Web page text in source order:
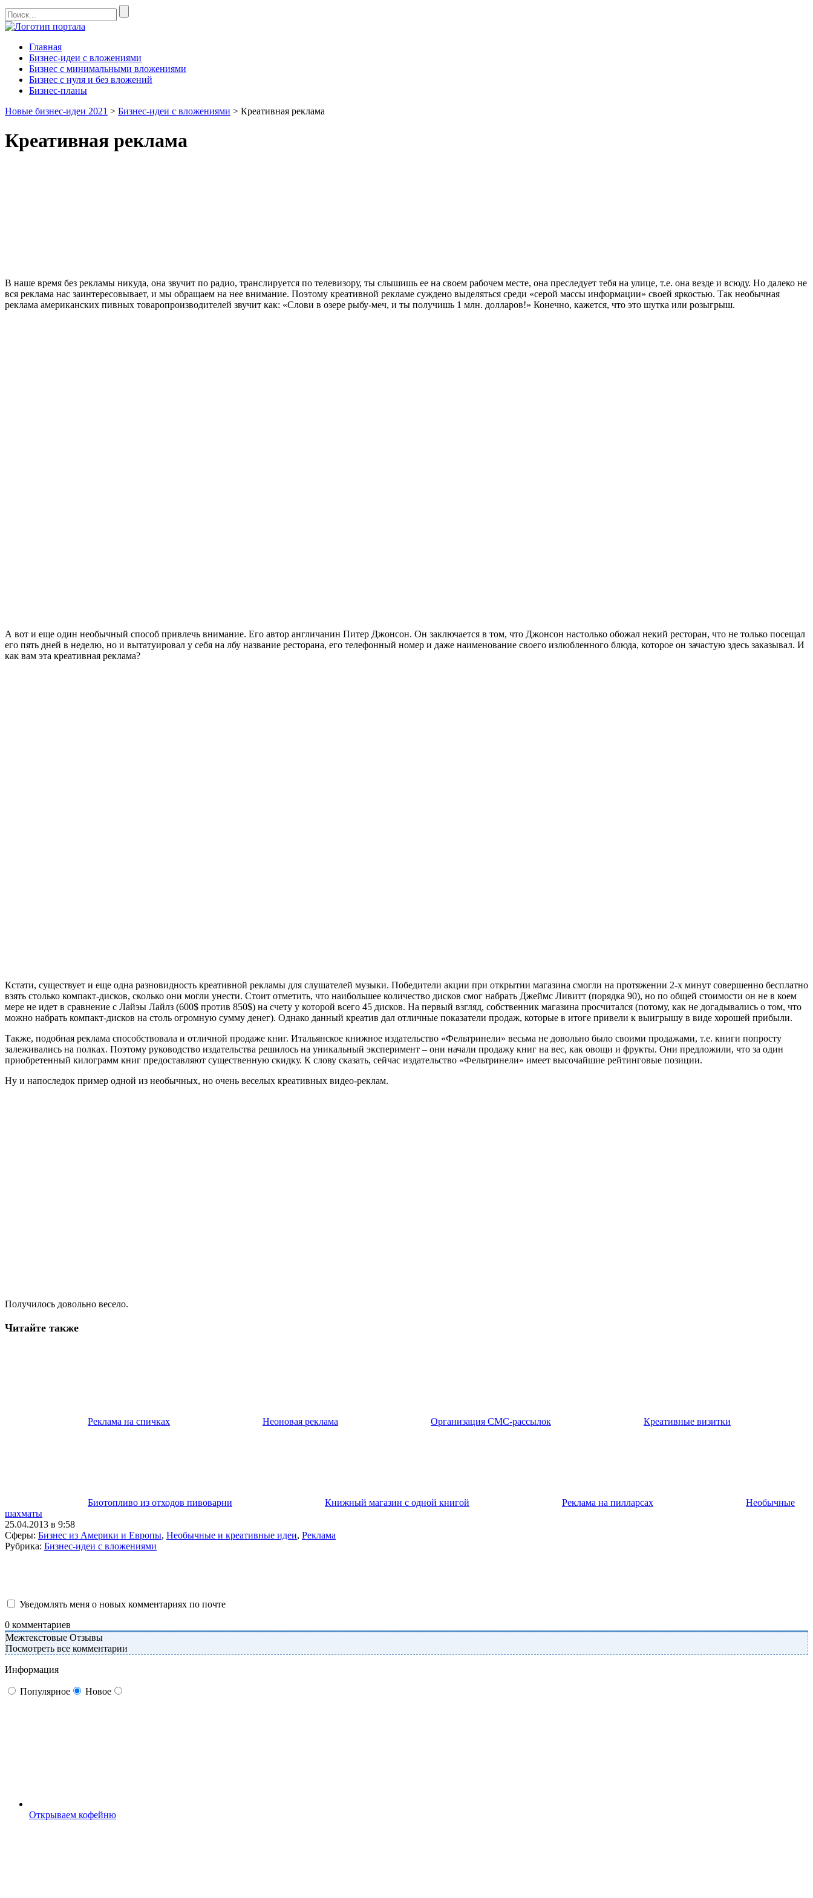
Главная
Бизнес-идеи с вложениями
Бизнес с минимальными вложениями
Бизнес с нуля и без вложений
Бизнес-планы
Новые бизнес-идеи 2021 > Бизнес-идеи с вложениями > Креативная реклама
Креативная реклама
В наше время без рекламы никуда, она звучит по радио, транслируется по телевизору, ты слышишь ее на своем рабочем месте, она преследует тебя на улице, т.е. она везде и всюду. Но далеко не
вся реклама нас заинтересовывает, и мы обращаем на нее внимание. Поэтому креативной рекламе суждено выделяться среди «серой массы информации» своей яркостью. Так необычная
реклама американских пивных товаропроизводителей звучит как: «Слови в озере рыбу-меч, и ты получишь 1 млн. долларов!» Конечно, кажется, что это шутка или розыгрыш.
А вот и еще один необычный способ привлечь внимание. Его автор англичанин Питер Джонсон. Он заключается в том, что Джонсон настолько обожал некий ресторан, что не только посещал
его пять дней в неделю, но и вытатуировал у себя на лбу название ресторана, его телефонный номер и даже наименование своего излюбленного блюда, которое он зачастую здесь заказывал. И
как вам эта креативная реклама?
Кстати, существует и еще одна разновидность креативной рекламы для слушателей музыки. Победители акции при открытии магазина смогли на протяжении 2-х минут совершенно бесплатно
взять столько компакт-дисков, сколько они могли унести. Стоит отметить, что наибольшее количество дисков смог набрать Джеймс Ливитт (порядка 90), но по общей стоимости он не в коем
мере не идет в сравнение с Лайэы Лайлз (600$ против 850$) на счету у которой всего 45 дисков. На первый взгляд, собственник магазина просчитался (потому, как не догадывались о том, что
можно набрать компакт-дисков на столь огромную сумму денег). Однако данный креатив дал отличные показатели продаж, которые в итоге привели к выигрышу в виде хорошей прибыли.
Также, подобная реклама способствовала и отличной продаже книг. Итальянское книжное издательство «Фельтринели» весьма не довольно было своими продажами, т.е. книги попросту
залеживались на полках. Поэтому руководство издательства решилось на уникальный эксперимент – они начали продажу книг на вес, как овощи и фрукты. Они предложили, что за один
приобретенный килограмм книг предоставляют существенную скидку. К слову сказать, сейчас издательство «Фельтринели» имеет высочайшие рейтинговые позиции.
Ну и напоследок пример одной из необычных, но очень веселых креативных видео-реклам.
Получилось довольно весело.
Читайте также
Реклама на спичках Неоновая реклама Организация СМС-рассылок Креативные визитки
Биотопливо из отходов пивоварни Книжный магазин с одной книгой Реклама на пилларсах
Необычные
шахматы
25.04.2013 в 9:58
Сферы: Бизнес из Америки и Европы, Необычные и креативные идеи, Реклама
Рубрика: Бизнес-идеи с вложениями
Уведомлять меня о новых комментариях по почте
0 комментариев
Межтекстовые Отзывы
Посмотреть все комментарии
Информация
Популярное Новое
Открываем кофейню